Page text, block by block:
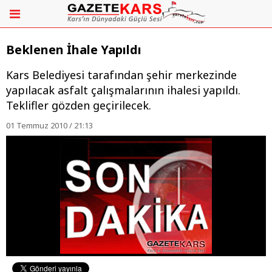
Beklenen İhale Yapıldı
Kars Belediyesi tarafından şehir merkezinde
yapılacak asfalt çalışmalarının ihalesi yapıldı.
Teklifler gözden geçirilecek.
01 Temmuz 2010 / 21:13